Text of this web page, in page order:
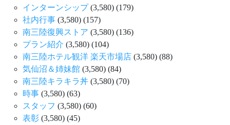
インターンシップ(3,580) (179)
社内行事 (3,580) (157)
南三陸復興ストア (3,580) (136)
プラン紹介 (3,580) (104)
南三陸ホテル観洋 楽天市場店 (3,580) (88)
気仙沼＆姉妹館 (3,580) (84)
南三陸キラキラ丼 (3,580) (70)
時事 (3,580) (63)
スタッフ (3,580) (60)
表彰 (3,580) (45)